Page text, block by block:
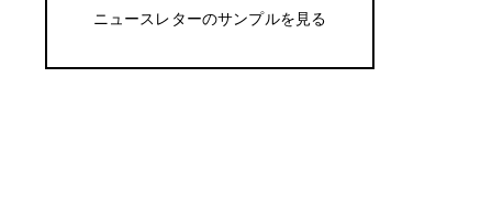
ニュースレターのサンプルを見る